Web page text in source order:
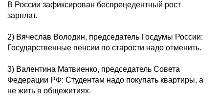
В России зафиксирован беспрецедентный рост
зарплат.
2) Вячеслав Володин, председатель Госдумы России:
Государственные пенсии по старости надо отменить.
3) Валентина Матвиенко, председатель Совета
Федерации РФ: Студентам надо покупать квартиры, а
не жить в общежитиях.